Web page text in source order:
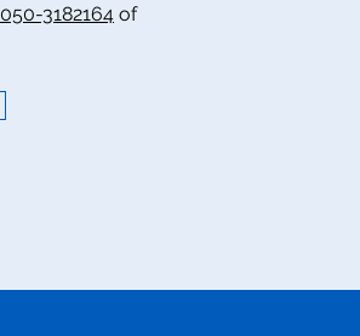
050-3182164 of